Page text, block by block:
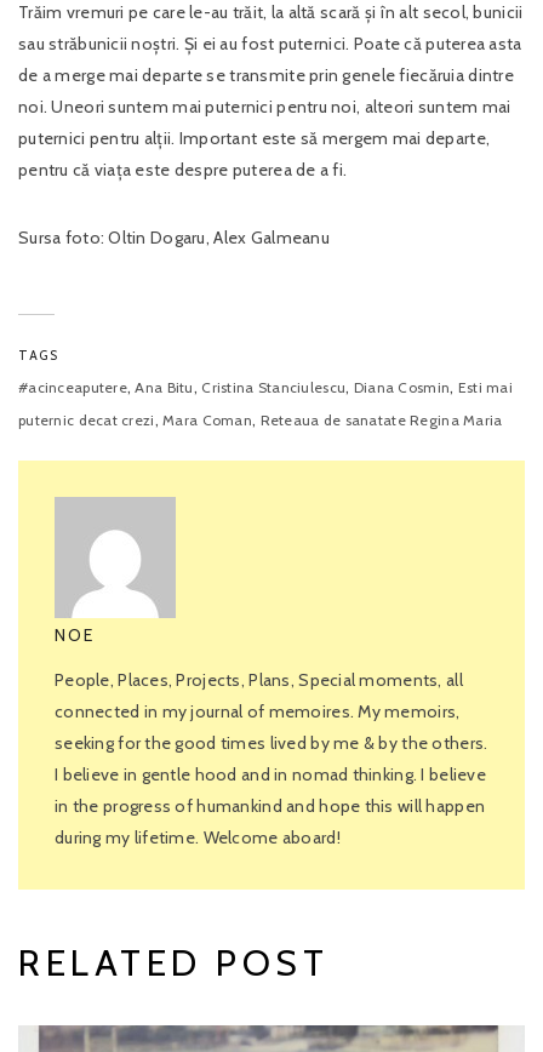
Trăim vremuri pe care le-au trăit, la altă scară și în alt secol, bunicii
sau străbunicii noștri. Și ei au fost puternici. Poate că puterea asta
de a merge mai departe se transmite prin genele fiecăruia dintre
noi. Uneori suntem mai puternici pentru noi, alteori suntem mai
puternici pentru alții. Important este să mergem mai departe,
pentru că viața este despre puterea de a fi.
Sursa foto: Oltin Dogaru, Alex Galmeanu
TAGS
#acinceaputere,Ana Bitu, Cristina Stanciulescu, Diana Cosmin, Esti mai
puternic decat crezi,Mara Coman, Reteaua de sanatate Regina Maria
NOE
People, Places, Projects, Plans, Special moments, all
connected in my journal of memoires. My memoirs,
seeking for the good times lived by me & by the others.
I believe in gentle hood and in nomad thinking. I believe
in the progress of humankind and hope this will happen
during my lifetime. Welcome aboard!
RELATED POST